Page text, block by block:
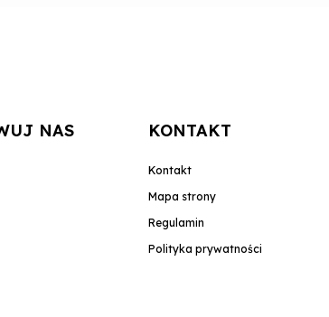
NAS KONTAKT
Kontakt
Mapa strony
Regulamin
Polityka prywatności